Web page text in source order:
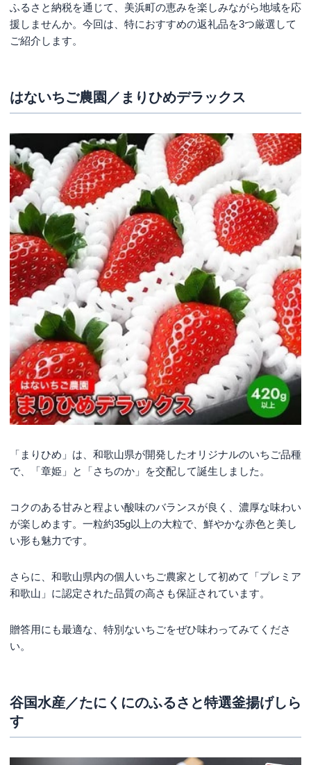
ふるさと納税を通じて、美浜町の恵みを楽しみながら地域を応
援しませんか。今回は、特におすすめの返礼品を3つ厳選して
ご紹介します。
はないちご農園／まりひめデラックス
「まりひめ」は、和歌山県が開発したオリジナルのいちご品種
で、「章姫」と「さちのか」を交配して誕生しました。
コクのある甘みと程よい酸味のバランスが良く、濃厚な味わい
が楽しめます。一粒約35g以上の大粒で、鮮やかな赤色と美し
い形も魅力です。
さらに、和歌山県内の個人いちご農家として初めて「プレミア
和歌山」に認定された品質の高さも保証されています。
贈答用にも最適な、特別ないちごをぜひ味わってみてくださ
い。
谷国水産／たにくにのふるさと特選釜揚げしら
す